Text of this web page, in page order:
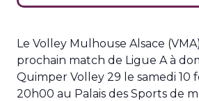
Le Volley Mulhouse Alsace
prochain match de Ligue A à
Quimper Volley 29 le samedi 10
20h00 au Palais des Sports de